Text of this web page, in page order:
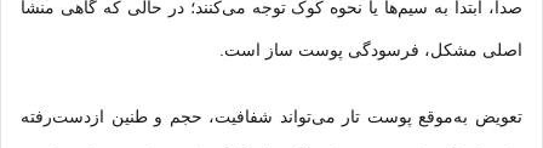
صدا، ابتدا به سیم‌ها یا نحوه کوک توجه می‌کنند؛ در حالی که گاهی منشأ
اصلی مشکل، فرسودگی پوست ساز است.
تعویض به‌موقع پوست تار می‌تواند شفافیت، حجم و طنین ازدست‌رفته